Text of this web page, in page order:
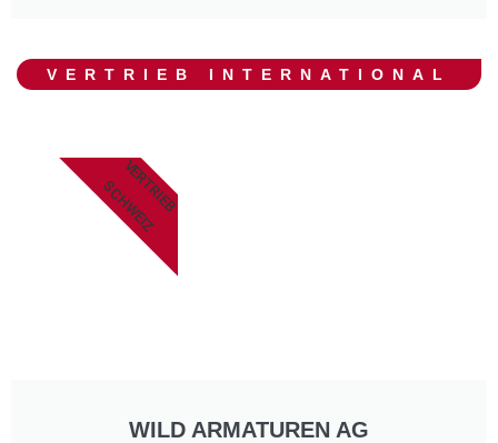
VERTRIEB INTERNATIONAL
WILD ARMATUREN AG
VERTRIEB
SCHWEIZ